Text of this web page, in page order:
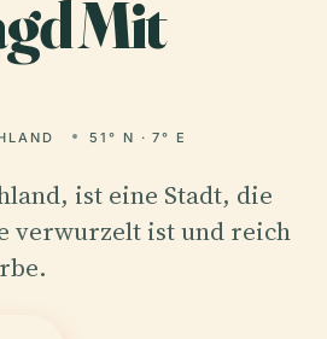
Mit
51° N · 7° E
ist eine Stadt, die
verwurzelt ist und reich